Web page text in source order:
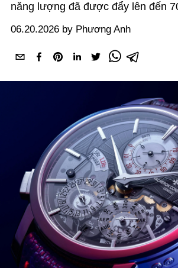
năng lượng đã được đẩy lên đến
06.20.2026 by Phương Anh